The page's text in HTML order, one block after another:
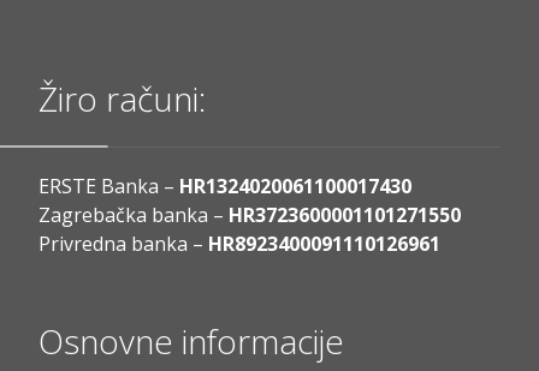
Žiro računi:
ERSTE Banka – HR1324020061100017430
Zagrebačka banka – HR3723600001101271550
Privredna banka – HR8923400091110126961
Osnovne informacije